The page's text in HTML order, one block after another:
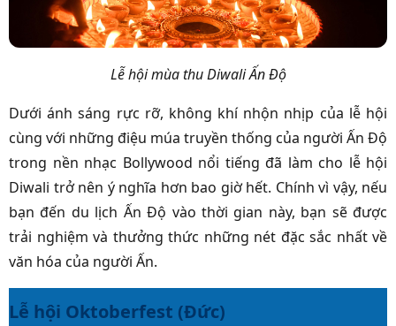
Lễ hội mùa thu Diwali Ấn Độ
Dưới ánh sáng rực rỡ, không khí nhộn nhịp của lễ hội
cùng với những điệu múa truyền thống của người Ấn Độ
trong nền nhạc Bollywood nổi tiếng đã làm cho lễ hội
Diwali trở nên ý nghĩa hơn bao giờ hết. Chính vì vậy, nếu
bạn đến du lịch Ấn Độ vào thời gian này, bạn sẽ được
trải nghiệm và thưởng thức những nét đặc sắc nhất về
văn hóa của người Ấn.
Lễ hội Oktoberfest (Đức)